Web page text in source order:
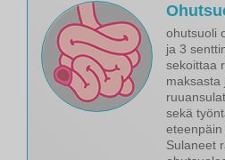
ohutsuoli
ja 3
sekoittaa
maksasta
sekä
eteenpäin
Sulaneet